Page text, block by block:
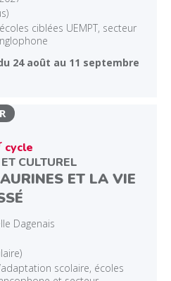
ciblées UEMPT, secteur
24 août au 11 septembre
cycle
CULTUREL
ET LA VIE
Dagenais
scolaire, écoles